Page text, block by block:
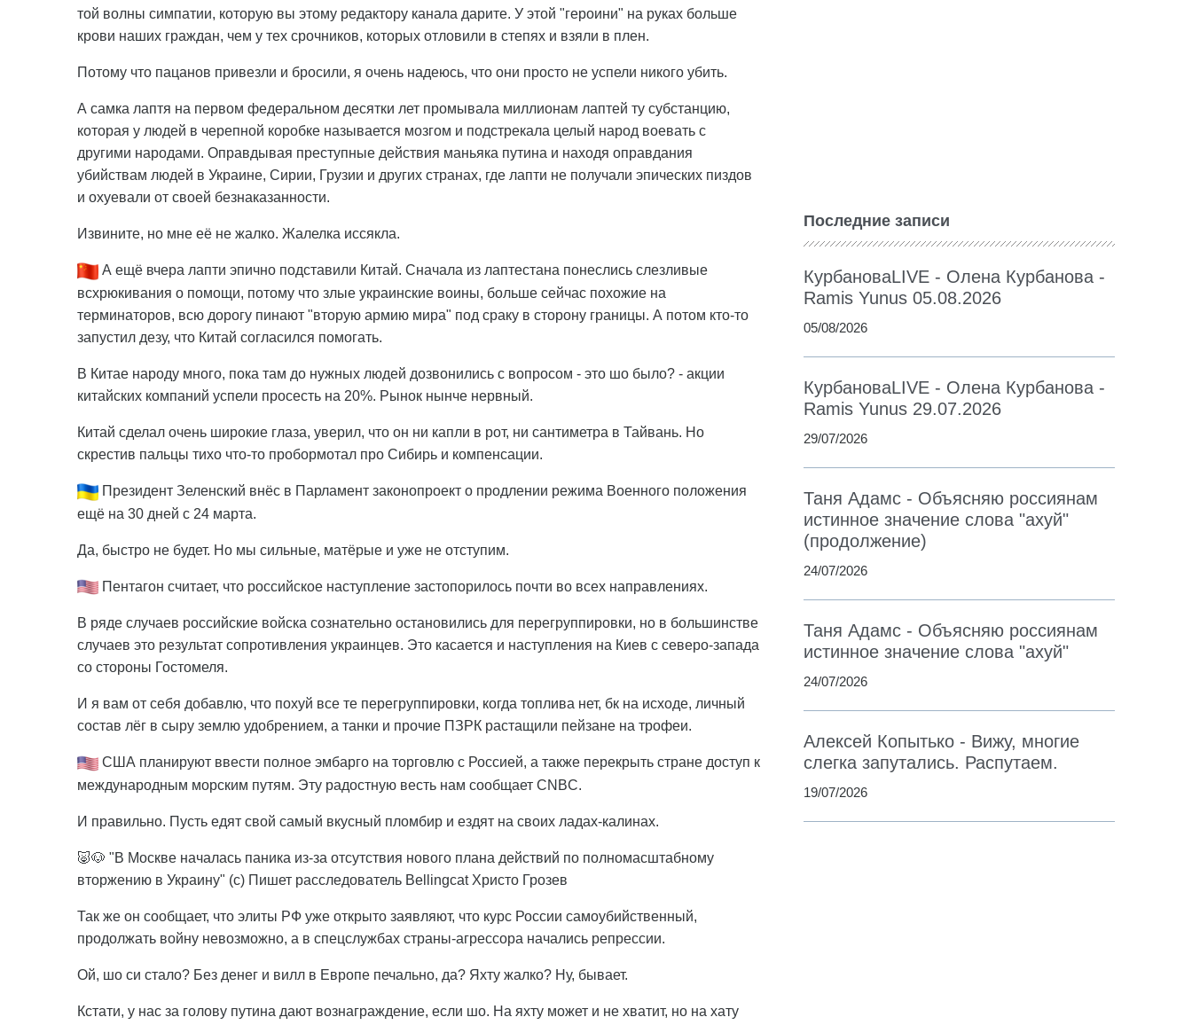
той волны симпатии, которую вы этому редактору канала дарите. У этой "героини" на руках больше
крови наших граждан, чем у тех срочников, которых отловили в степях и взяли в плен.
Потому что пацанов привезли и бросили, я очень надеюсь, что они просто не успели никого убить.
А самка лаптя на первом федеральном десятки лет промывала миллионам лаптей ту субстанцию,
которая у людей в черепной коробке называется мозгом и подстрекала целый народ воевать с
другими народами. Оправдывая преступные действия маньяка путина и находя оправдания
убийствам людей в Украине, Сирии, Грузии и других странах, где лапти не получали эпических пиздов
и охуевали от своей безнаказанности.
Извините, но мне её не жалко. Жалелка иссякла.
А ещё вчера лапти эпично подставили Китай. Сначала из лаптестана понеслись слезливые
всхрюкивания о помощи, потому что злые украинские воины, больше сейчас похожие на
терминаторов, всю дорогу пинают "вторую армию мира" под сраку в сторону границы. А потом кто-то
запустил дезу, что Китай согласился помогать.
В Китае народу много, пока там до нужных людей дозвонились с вопросом - это шо было? - акции
китайских компаний успели просесть на 20%. Рынок нынче нервный.
Китай сделал очень широкие глаза, уверил, что он ни капли в рот, ни сантиметра в Тайвань. Но
скрестив пальцы тихо что-то пробормотал про Сибирь и компенсации.
Президент Зеленский внёс в Парламент законопроект о продлении режима Военного положения
ещё на 30 дней с 24 марта.
Да, быстро не будет. Но мы сильные, матёрые и уже не отступим.
Пентагон считает, что российское наступление застопорилось почти во всех направлениях.
В ряде случаев российские войска сознательно остановились для перегруппировки, но в большинстве
случаев это результат сопротивления украинцев. Это касается и наступления на Киев с северо-запада
со стороны Гостомеля.
И я вам от себя добавлю, что похуй все те перегруппировки, когда топлива нет, бк на исходе, личный
состав лёг в сыру землю удобрением, а танки и прочие ПЗРК растащили пейзане на трофеи.
США планируют ввести полное эмбарго на торговлю с Россией, а также перекрыть стране доступ к
международным морским путям. Эту радостную весть нам сообщает CNBC.
И правильно. Пусть едят свой самый вкусный пломбир и ездят на своих ладах-калинах.
🐷🐶 "В Москве началась паника из-за отсутствия нового плана действий по полномасштабному
вторжению в Украину" (с) Пишет расследователь Bellingcat Христо Грозев
Так же он сообщает, что элиты РФ уже открыто заявляют, что курс России самоубийственный,
продолжать войну невозможно, а в спецслужбах страны-агрессора начались репрессии.
Ой, шо си стало? Без денег и вилл в Европе печально, да? Яхту жалко? Ну, бывает.
Кстати, у нас за голову путина дают вознаграждение, если шо. На яхту может и не хватит, но на хату
Последние записи
КурбановаLIVE - Олена Курбанова -
Ramis Yunus 05.08.2026
05/08/2026
КурбановаLIVE - Олена Курбанова -
Ramis Yunus 29.07.2026
29/07/2026
Таня Адамс - Объясняю россиянам
истинное значение слова "ахуй"
(продолжение)
24/07/2026
Таня Адамс - Объясняю россиянам
истинное значение слова "ахуй"
24/07/2026
Алексей Копытько - Вижу, многие
слегка запутались. Распутаем.
19/07/2026